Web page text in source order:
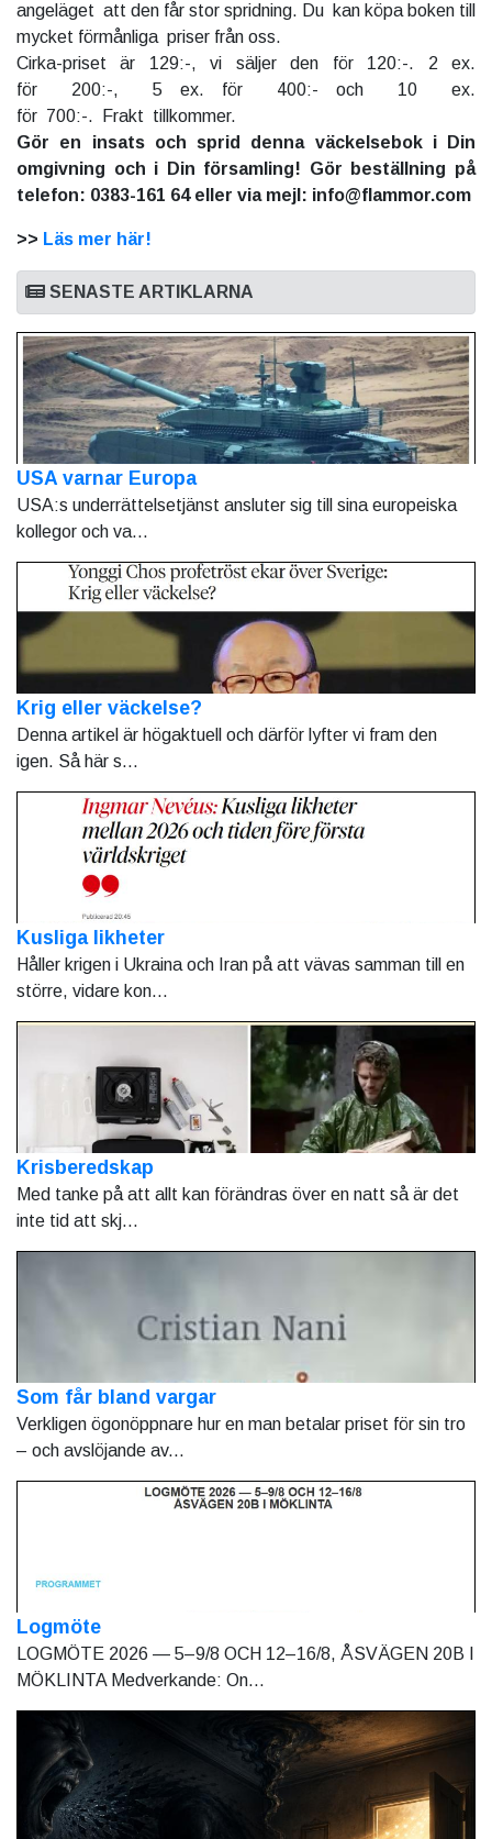
angeläget att den får stor spridning. Du kan köpa boken till
mycket förmånliga priser från oss.
Cirka-priset är 129:-, vi säljer den för 120:-. 2 ex.
för 200:-, 5 ex. för 400:- och 10 ex.
för 700:-. Frakt tillkommer.
Gör en insats och sprid denna väckelsebok i Din
omgivning och i Din församling! Gör beställning på
telefon: 0383-161 64 eller via mejl: info@flammor.com
>> Läs mer här!
SENASTE ARTIKLARNA
USA varnar Europa
USA:s underrättelsetjänst ansluter sig till sina europeiska
kollegor och va...
Krig eller väckelse?
Denna artikel är högaktuell och därför lyfter vi fram den
igen. Så här s...
Kusliga likheter
Håller krigen i Ukraina och Iran på att vävas samman till en
större, vidare kon...
Krisberedskap
Med tanke på att allt kan förändras över en natt så är det
inte tid att skj...
Som får bland vargar
Verkligen ögonöppnare hur en man betalar priset för sin tro
– och avslöjande av...
Logmöte
LOGMÖTE 2026 — 5–9/8 OCH 12–16/8, ÅSVÄGEN 20B I
MÖKLINTA Medverkande: On...